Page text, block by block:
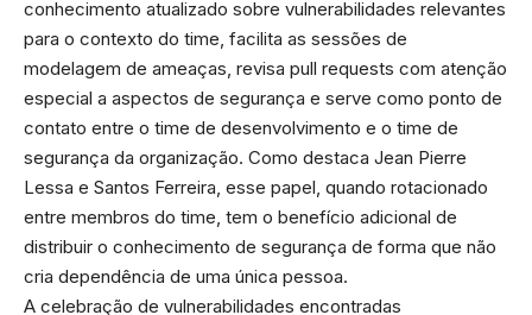
conhecimento atualizado sobre vulnerabilidades relevantes
para o contexto do time, facilita as sessões de
modelagem de ameaças, revisa pull requests com atenção
especial a aspectos de segurança e serve como ponto de
contato entre o time de desenvolvimento e o time de
segurança da organização. Como destaca Jean Pierre
Lessa e Santos Ferreira, esse papel, quando rotacionado
entre membros do time, tem o benefício adicional de
distribuir o conhecimento de segurança de forma que não
cria dependência de uma única pessoa.
A celebração de vulnerabilidades encontradas